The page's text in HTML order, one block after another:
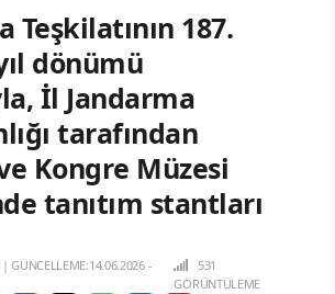
Teşkilatının 187.
dönümü
İl Jandarma
tarafından
Kongre Müzesi
tanıtım stantları
|GÜNCELLEME:14.06.2026 -
531
GÖRÜNTÜLEME